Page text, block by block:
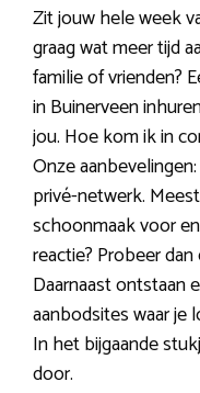
Zit jouw hele week
graag wat meer tijd
familie of vrienden?
in Buinerveen
jou. Hoe kom ik in
Onze
privé-netwerk.
schoonmaak voor
reactie? Probeer
Daarnaast ontstaan
aanbodsites waar je
In het bijgaande
door.